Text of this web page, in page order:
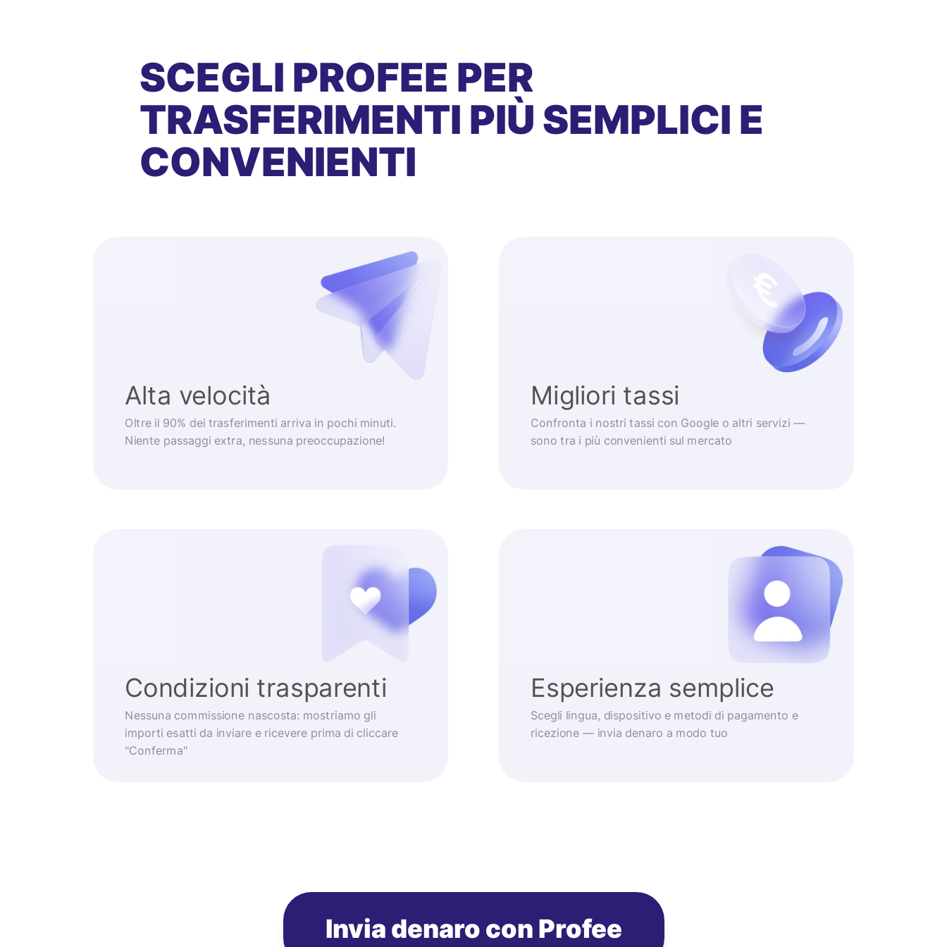
SCEGLI PROFEE PER
TRASFERIMENTI PIÙ SEMPLICI E
CONVENIENTI
Alta velocità
Oltre il 90% dei trasferimenti arriva in pochi minuti.
Niente passaggi extra, nessuna preoccupazione!
Migliori tassi
Confronta i nostri tassi con Google o altri servizi —
sono tra i più convenienti sul mercato
Condizioni trasparenti
Nessuna commissione nascosta: mostriamo gli
importi esatti da inviare e ricevere prima di cliccare
"Conferma"
Esperienza semplice
Scegli lingua, dispositivo e metodi di pagamento e
ricezione — invia denaro a modo tuo
Invia denaro con Profee